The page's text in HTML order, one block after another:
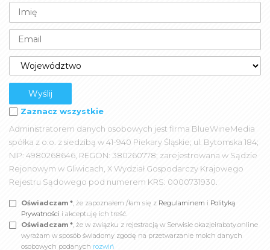
Zaznacz wszystkie
Administratorem danych osobowych jest firma BlueWineMedia
spółka z o.o. z siedzibą w 41-940 Piekary Śląskie; ul. Bytomska 184;
NIP: 4980268646, REGON: 380260778; zarejestrowana w Sądzie
Rejonowym w Gliwicach, X Wydział Gospodarczy Krajowego
Rejestru Sądowego pod numerem KRS: 0000731930.
Oświadczam *, że zapoznałem /łam się z Regulaminem i Polityką
Prywatności i akceptuję ich treść.
Oświadczam *, że w związku z rejestracją w Serwisie okazjeirabaty.online
wyrażam w sposób świadomy zgodę na przetwarzanie moich danych
osobowych podanych rozwiń